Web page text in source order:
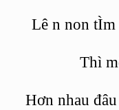
Lê n non tÌm
Thì
Hơn nhau